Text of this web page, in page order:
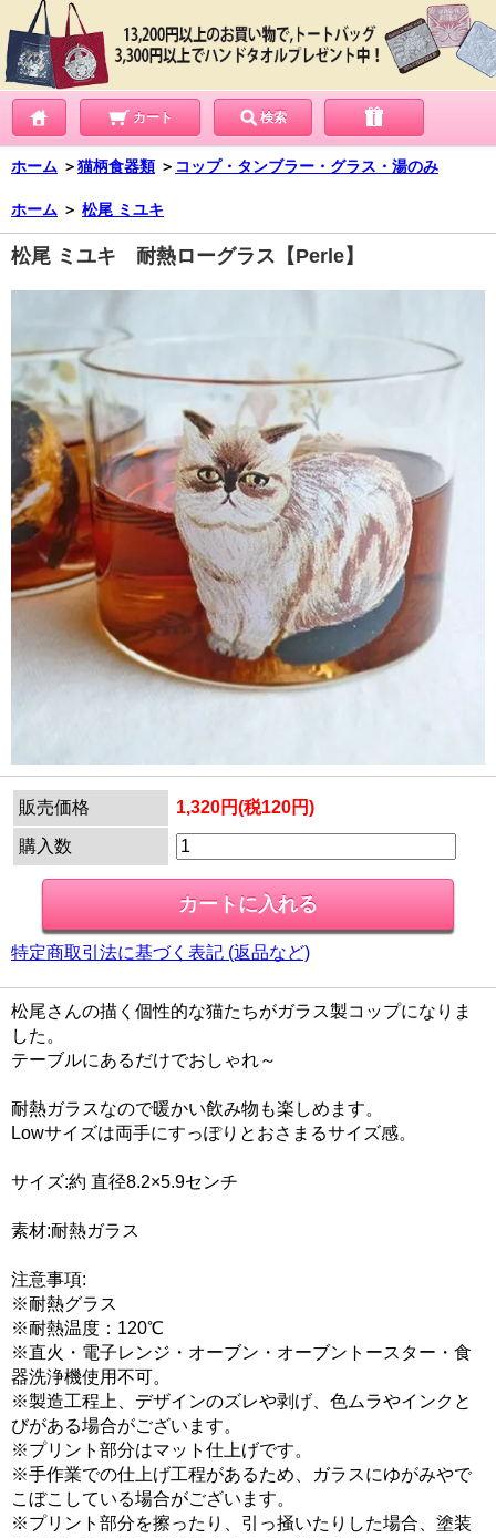
カート 検索
ホーム ＞猫柄食器類 ＞ コップ・タンブラー・グラス・湯のみ
ホーム ＞ 松尾 ミユキ
松尾 ミユキ 耐熱ローグラス【Perle】
販売価格 1,320円(税120円)
購入数
特定商取引法に基づく表記 (返品など)
松尾さんの描く個性的な猫たちがガラス製コップになりま
した。
テーブルにあるだけでおしゃれ～
耐熱ガラスなので暖かい飲み物も楽しめます。
Lowサイズは両手にすっぽりとおさまるサイズ感。
サイズ:約 直径8.2×5.9センチ
素材:耐熱ガラス
注意事項:
※耐熱グラス
※耐熱温度：120℃
※直火・電子レンジ・オーブン・オーブントースター・食
器洗浄機使用不可。
※製造工程上、デザインのズレや剥げ、色ムラやインクと
びがある場合がございます。
※プリント部分はマット仕上げです。
※手作業での仕上げ工程があるため、ガラスにゆがみやで
こぼこしている場合がございます。
※プリント部分を擦ったり、引っ掻いたりした場合、塗装